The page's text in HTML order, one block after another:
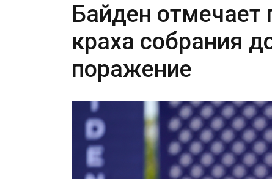
Байден
краха собрания
поражение